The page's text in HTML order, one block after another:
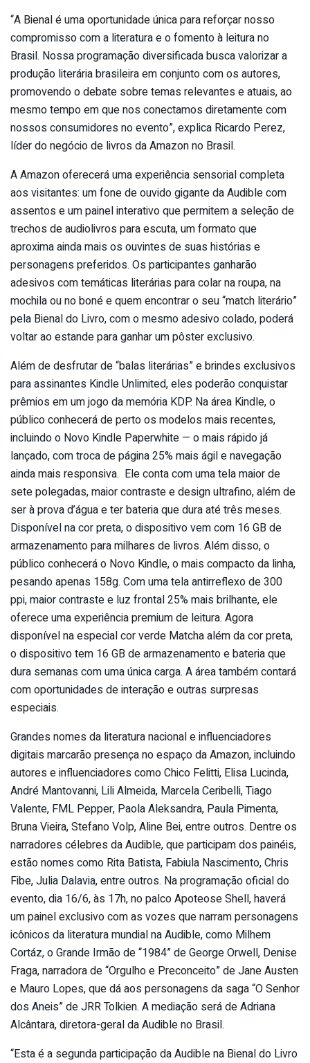
“A Bienal é uma oportunidade única para reforçar nosso
compromisso com a literatura e o fomento à leitura no
Brasil. Nossa programação diversificada busca valorizar a
produção literária brasileira em conjunto com os autores,
promovendo o debate sobre temas relevantes e atuais, ao
mesmo tempo em que nos conectamos diretamente com
nossos consumidores no evento”, explica Ricardo Perez,
líder do negócio de livros da Amazon no Brasil.
A Amazon oferecerá uma experiência sensorial completa
aos visitantes: um fone de ouvido gigante da Audible com
assentos e um painel interativo que permitem a seleção de
trechos de audiolivros para escuta, um formato que
aproxima ainda mais os ouvintes de suas histórias e
personagens preferidos. Os participantes ganharão
adesivos com temáticas literárias para colar na roupa, na
mochila ou no boné e quem encontrar o seu “match literário”
pela Bienal do Livro, com o mesmo adesivo colado, poderá
voltar ao estande para ganhar um pôster exclusivo.
Além de desfrutar de “balas literárias” e brindes exclusivos
para assinantes Kindle Unlimited, eles poderão conquistar
prêmios em um jogo da memória KDP. Na área Kindle, o
público conhecerá de perto os modelos mais recentes,
incluindo o Novo Kindle Paperwhite — o mais rápido já
lançado, com troca de página 25% mais ágil e navegação
ainda mais responsiva. Ele conta com uma tela maior de
sete polegadas, maior contraste e design ultrafino, além de
ser à prova d’água e ter bateria que dura até três meses.
Disponível na cor preta, o dispositivo vem com 16 GB de
armazenamento para milhares de livros. Além disso, o
público conhecerá o Novo Kindle, o mais compacto da linha,
pesando apenas 158g. Com uma tela antirreflexo de 300
ppi, maior contraste e luz frontal 25% mais brilhante, ele
oferece uma experiência premium de leitura. Agora
disponível na especial cor verde Matcha além da cor preta,
o dispositivo tem 16 GB de armazenamento e bateria que
dura semanas com uma única carga. A área também contará
com oportunidades de interação e outras surpresas
especiais.
Grandes nomes da literatura nacional e influenciadores
digitais marcarão presença no espaço da Amazon, incluindo
autores e influenciadores como Chico Felitti, Elisa Lucinda,
André Mantovanni, Lili Almeida, Marcela Ceribelli, Tiago
Valente, FML Pepper, Paola Aleksandra, Paula Pimenta,
Bruna Vieira, Stefano Volp, Aline Bei, entre outros. Dentre os
narradores célebres da Audible, que participam dos painéis,
estão nomes como Rita Batista, Fabiula Nascimento, Chris
Fibe, Julia Dalavia, entre outros. Na programação oficial do
evento, dia 16/6, às 17h, no palco Apoteose Shell, haverá
um painel exclusivo com as vozes que narram personagens
icônicos da literatura mundial na Audible, como Milhem
Cortáz, o Grande Irmão de “1984” de George Orwell, Denise
Fraga, narradora de “Orgulho e Preconceito” de Jane Austen
e Mauro Lopes, que dá aos personagens da saga “O Senhor
dos Aneis” de JRR Tolkien. A mediação será de Adriana
Alcântara, diretora-geral da Audible no Brasil.
“Esta é a segunda participação da Audible na Bienal do Livro